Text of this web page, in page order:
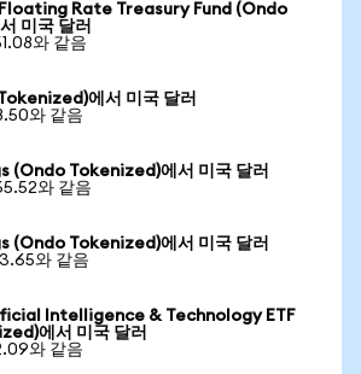
Rate Treasury Fund (Ondo
미국 달러
와 같음
에서 미국 달러
와 같음
(Ondo Tokenized)에서 미국 달러
와 같음
(Ondo Tokenized)에서 미국 달러
와 같음
Intelligence & Technology ETF
에서 미국 달러
와 같음